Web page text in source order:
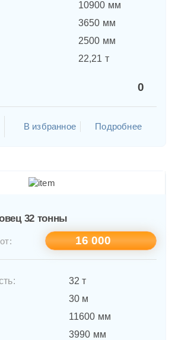
10900 мм
3650 мм
2500 мм
22,21 т
0
В избранное Подробнее
32 тонны
16 000
32 т
30 м
11600 мм
3990 мм